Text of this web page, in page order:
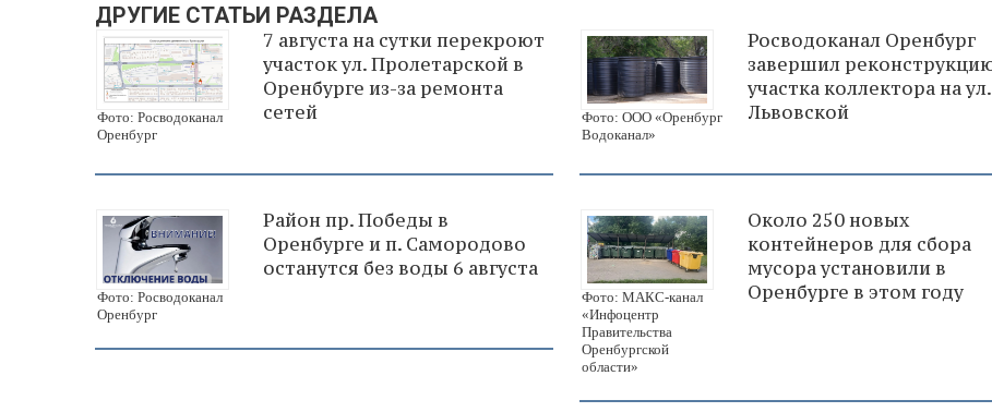
ДРУГИЕ СТАТЬИ РАЗДЕЛА
Фото: Росводоканал
Оренбург
7 августа на сутки перекроют
участок ул. Пролетарской в
Оренбурге из-за ремонта
сетей
Фото: ООО «Оренбург
Водоканал»
Росводоканал Оренбург
завершил
участка коллектора на ул.
Львовской
Фото: Росводоканал
Оренбург
Район пр. Победы в
Оренбурге и п. Самородово
останутся без воды 6 августа
Фото: МАКС-канал
«Инфоцентр
Правительства
Оренбургской
области»
Около 250 новых
контейнеров для сбора
мусора установили в
Оренбурге в этом году